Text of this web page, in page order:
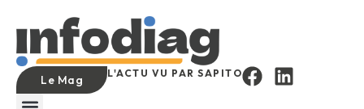
Le Mag L'ACTU VU PAR SAPITO